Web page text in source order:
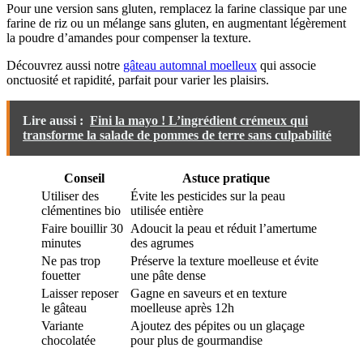
Pour une version sans gluten, remplacez la farine classique par une
farine de riz ou un mélange sans gluten, en augmentant légèrement
la poudre d’amandes pour compenser la texture.
Découvrez aussi notre gâteau automnal moelleux qui associe
onctuosité et rapidité, parfait pour varier les plaisirs.
Lire aussi : Fini la mayo ! L’ingrédient crémeux qui
transforme la salade de pommes de terre sans culpabilité
Conseil
Astuce pratique
Utiliser des
clémentines bio
Évite les pesticides sur la peau
utilisée entière
Faire bouillir 30
minutes
Adoucit la peau et réduit l’amertume
des agrumes
Ne pas trop
fouetter
Préserve la texture moelleuse et évite
une pâte dense
Laisser reposer
le gâteau
Gagne en saveurs et en texture
moelleuse après 12h
Variante
chocolatée
Ajoutez des pépites ou un glaçage
pour plus de gourmandise